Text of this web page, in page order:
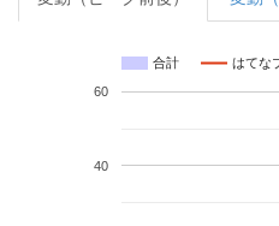
合計 はてな
40
60